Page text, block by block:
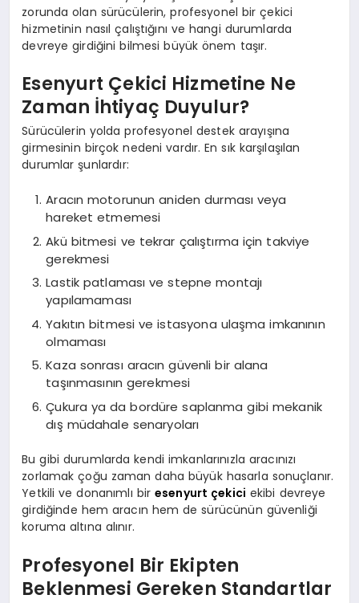
zorunda olan sürücülerin, profesyonel bir çekici
hizmetinin nasıl çalıştığını ve hangi durumlarda
devreye girdiğini bilmesi büyük önem taşır.
Esenyurt Çekici Hizmetine Ne
Zaman İhtiyaç Duyulur?
Sürücülerin yolda profesyonel destek arayışına
girmesinin birçok nedeni vardır. En sık karşılaşılan
durumlar şunlardır:
Aracın motorunun aniden durması veya
hareket etmemesi
Akü bitmesi ve tekrar çalıştırma için takviye
gerekmesi
Lastik patlaması ve stepne montajı
yapılamaması
Yakıtın bitmesi ve istasyona ulaşma imkanının
olmaması
Kaza sonrası aracın güvenli bir alana
taşınmasının gerekmesi
Çukura ya da bordüre saplanma gibi mekanik
dış müdahale senaryoları
Bu gibi durumlarda kendi imkanlarınızla aracınızı
zorlamak çoğu zaman daha büyük hasarla sonuçlanır.
Yetkili ve donanımlı bir esenyurt çekici ekibi devreye
girdiğinde hem aracın hem de sürücünün güvenliği
koruma altına alınır.
Profesyonel Bir Ekipten
Beklenmesi Gereken Standartlar